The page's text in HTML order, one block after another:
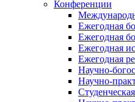
Конференции
Ежегодная
Ежегодная
Ежегодная
Ежегодная
Научно-
Научно-